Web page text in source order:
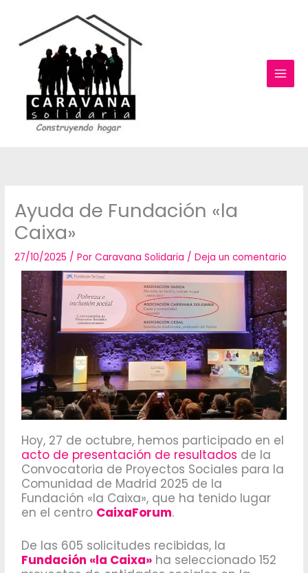
contenido
Ayuda de Fundación «la
Caixa»
27/10/2025 / PorCaravana Solidaria /Deja un comentario
Hoy, 27 de octubre, hemos participado en el
acto de presentación de resultados de la
Convocatoria de Proyectos Sociales para la
Comunidad de Madrid 2025 de la
Fundación «la Caixa», que ha tenido lugar
en el centro CaixaForum.
De las 605 solicitudes recibidas, la
Fundación «la Caixa» ha seleccionado 152